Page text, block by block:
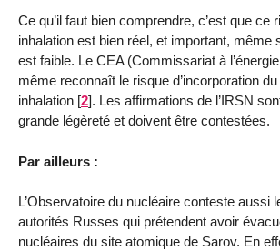
Ce qu’il faut bien comprendre, c’est que ce
inhalation est bien réel, et important, même
est faible. Le CEA (Commissariat à
même reconnaît le risque d’incorporation
inhalation [2]. Les affirmations de l’IRSN
grande légèreté et doivent être contestées.
Par ailleurs :
L’Observatoire du nucléaire conteste aussi
autorités Russes qui prétendent avoir
nucléaires du site atomique de Sarov. En